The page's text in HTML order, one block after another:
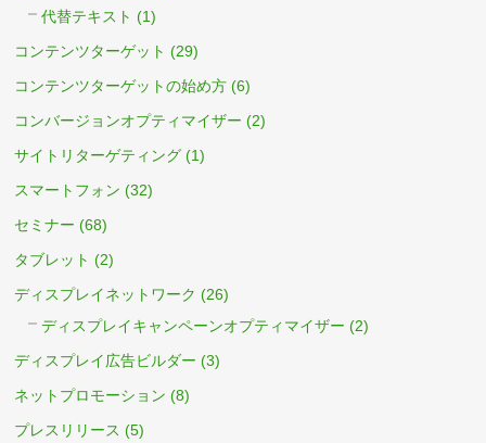
代替テキスト (1)
コンテンツターゲット (29)
コンテンツターゲットの始め方 (6)
コンバージョンオプティマイザー (2)
サイトリターゲティング (1)
スマートフォン (32)
セミナー (68)
タブレット (2)
ディスプレイネットワーク (26)
ディスプレイキャンペーンオプティマイザー (2)
ディスプレイ広告ビルダー (3)
ネットプロモーション (8)
プレスリリース (5)